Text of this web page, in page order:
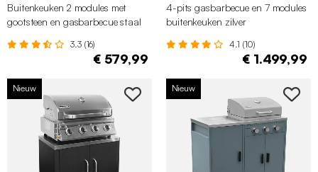
Buitenkeuken 2 modules met
gootsteen en gasbarbecue staal
3.3 (16)
€ 579,99
4-pits gasbarbecue en 7 modules
buitenkeuken zilver
4.1 (10)
€ 1.499,99
Nieuw Nieuw